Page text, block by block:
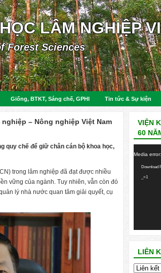
LÂM NGHIỆP
Forest Sciences
Giống, BTKT, Sáng chế, GPHI Tin tức & Sự kiện
– Nông nghiệp Việt Nam
quy chế để giữ chân cán bộ khoa học,
trong lâm nghiệp đã đạt được nhiều
vững của ngành. Tuy nhiên, vẫn còn đó
lý nhà nước quan tâm giải quyết, cụ
VIỆN
60
Media
Download
_=1
LIÊN